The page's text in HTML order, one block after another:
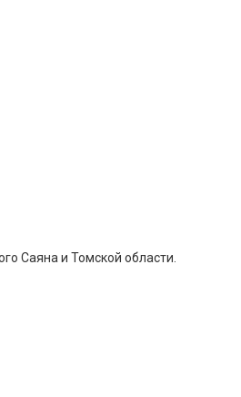
Саяна и Томской области.